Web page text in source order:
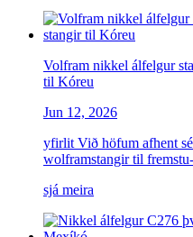
Volfram nikkel ​álfelgur
til Kóreu
Jun 12, 2026
yfirlit Við höfum afhent
wolframstangir til
sjá meira